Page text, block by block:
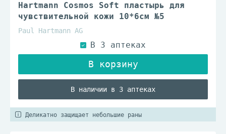
Hartmann Cosmos Soft пластырь для
чувствительной кожи 10*6см №5
Paul Hartmann AG
В наличии в 3 аптеках
Деликатно защищает небольшие раны